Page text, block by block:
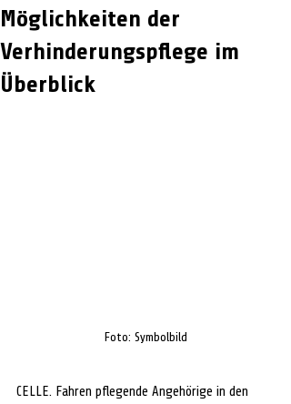
Möglichkeiten der
Verhinderungspflege im
Überblick
Foto: Symbolbild
CELLE. Fahren pflegende Angehörige in den